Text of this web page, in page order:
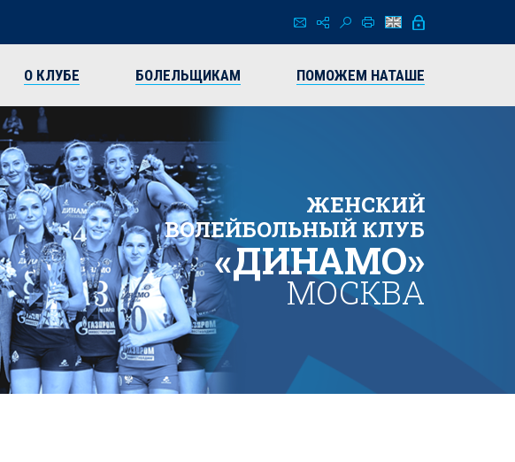
О КЛУБЕ БОЛЕЛЬЩИКАМ ПОМОЖЕМ НАТАШЕ
ЖЕНСКИЙ
ВОЛЕЙБОЛЬНЫЙ КЛУБ
«ДИНАМО»
МОСКВА